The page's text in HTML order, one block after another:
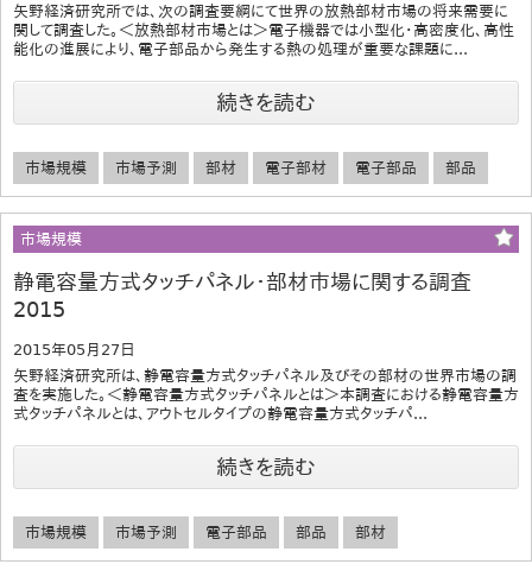
矢野経済研究所では、次の調査要綱にて世界の放熱部材市場の将来需要に
関して調査した。＜放熱部材市場とは＞電子機器では小型化・高密度化、高性
能化の進展により、電子部品から発生する熱の処理が重要な課題に...
続きを読む
市場規模 市場予測 部材 電子部材 電子部品 部品
市場規模
静電容量方式タッチパネル･部材市場に関する調査
2015
2015年05月27日
矢野経済研究所は、静電容量方式タッチパネル及びその部材の世界市場の調
査を実施した。＜静電容量方式タッチパネルとは＞本調査における静電容量方
式タッチパネルとは、アウトセルタイプの静電容量方式タッチパ...
続きを読む
市場規模 市場予測 電子部品 部品 部材